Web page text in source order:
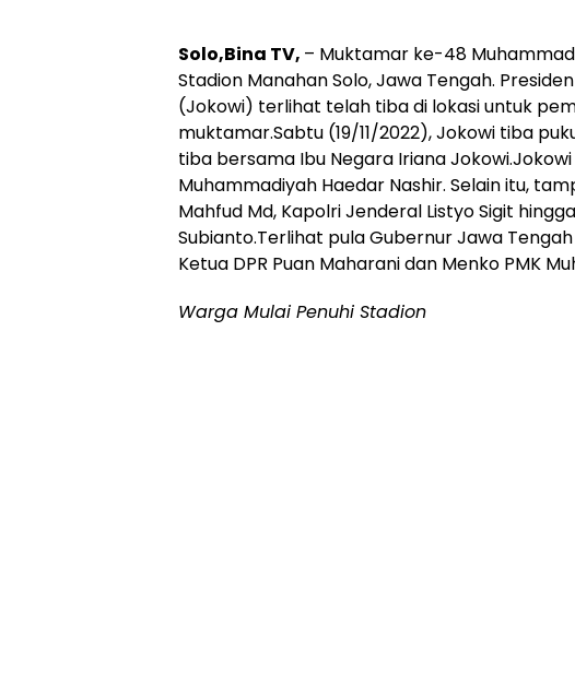
Solo,Bina TV, – Muktamar ke-48
Stadion Manahan Solo, Jawa Tengah.
(Jokowi) terlihat telah tiba di lokasi untuk
muktamar.Sabtu (19/11/2022), Jokowi tiba
tiba bersama Ibu Negara Iriana
Muhammadiyah Haedar Nashir. Selain itu,
Mahfud Md, Kapolri Jenderal Listyo Sigit
Subianto.Terlihat pula Gubernur Jawa
Ketua DPR Puan Maharani dan Menko PMK
Warga Mulai Penuhi Stadion